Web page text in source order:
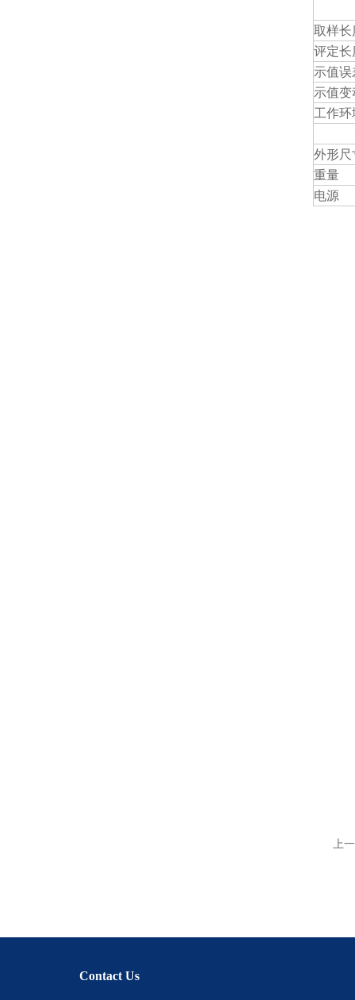
取样长
评定长
示值误
示值变
工作环
外形尺
重量
电源
上
Contact Us